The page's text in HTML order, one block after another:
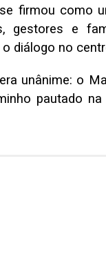
firmou como
gestores e
diálogo no
unânime: o
pautado